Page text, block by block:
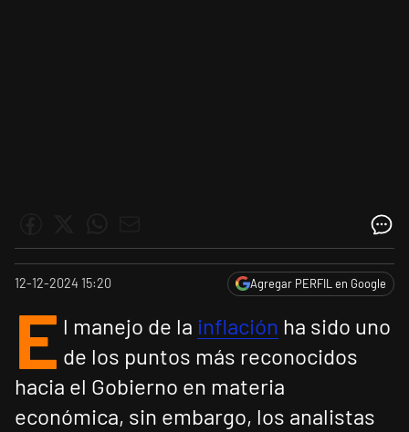
12-12-2024 15:20 Agregar PERFIL en Google
E l manejo de la inflación ha sido uno
de los puntos más reconocidos
hacia el Gobierno en materia
económica, sin embargo, los analistas